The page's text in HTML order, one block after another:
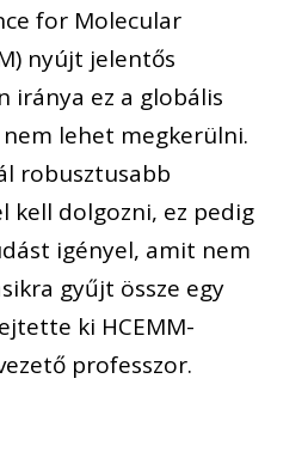
for Molecular
nyújt jelentős
iránya ez a globális
lehet megkerülni.
robusztusabb
kell dolgozni, ez pedig
igényel, amit nem
gyűjt össze egy
ki HCEMM-
professzor.